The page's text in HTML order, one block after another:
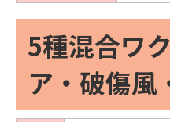
5種混合ワ
ア・破傷風